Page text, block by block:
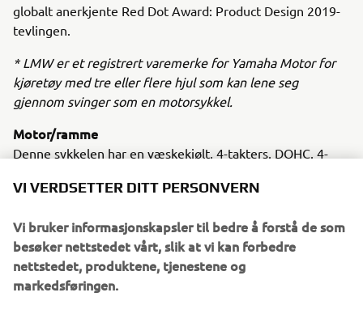
globalt anerkjente Red Dot Award: Product Design 2019-
tevlingen.
* LMW er et registrert varemerke for Yamaha Motor for
kjøretøy med tre eller flere hjul som kan lene seg
gjennom svinger som en motorsykkel.
Motor/ramme
Denne sykkelen har en væskekjølt, 4-takters, DOHC, 4-
solid hybridchassisl av stål og aluminium.
2018 F425A (XTO)
VI VERDSETTER DITT PERSONVERN
Vi bruker informasjonskapsler til bedre å forstå de som
besøker nettstedet vårt, slik at vi kan forbedre
nettstedet, produktene, tjenestene og
markedsføringen.